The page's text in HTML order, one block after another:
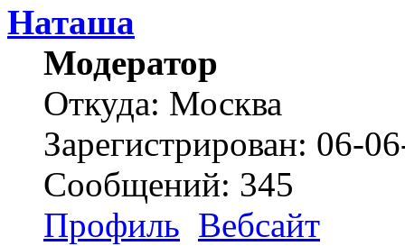
Наташа
Модератор
Откуда: Москва
Зарегистрирован: 06-
Сообщений: 345
Профиль Вебсайт